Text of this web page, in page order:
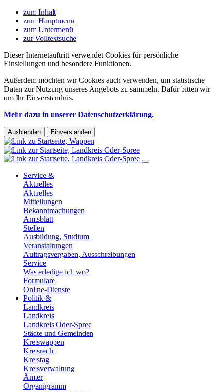
zum Inhalt
zum Hauptmenü
zum Untermenü
zur Volltextsuche
Dieser Internetauftritt verwendet Cookies für persönliche
Einstellungen und besondere Funktionen.
Außerdem möchten wir Cookies auch verwenden, um statistische
Daten zur Nutzung unseres Angebots zu sammeln. Dafür bitten wir
um Ihr Einverständnis.
Mehr dazu in unserer Datenschutzerklärung.
Ausblenden Einverstanden
Service &
Aktuelles
Aktuelles
Mitteilungen
Bekanntmachungen
Amtsblatt
Stellen
Ausbildung, Studium
Veranstaltungen
Auftragsvergaben, Ausschreibungen
Service
Was erledige ich wo?
Formulare
Online-Dienste
Politik &
Landkreis
Landkreis
Landkreis Oder-Spree
Städte und Gemeinden
Kreiswappen
Kreisrecht
Kreistag
Kreisverwaltung
Ämter
Organigramm